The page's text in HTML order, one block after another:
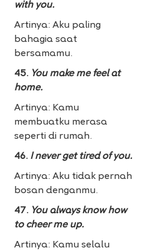
with you.
Artinya: Aku paling
bahagia saat
bersamamu.
45. You make me feel at
home.
Artinya: Kamu
membuatku merasa
seperti di rumah.
46. I never get tired of you.
Artinya: Aku tidak pernah
bosan denganmu.
47. You always know how
to cheer me up.
Artinya: Kamu selalu